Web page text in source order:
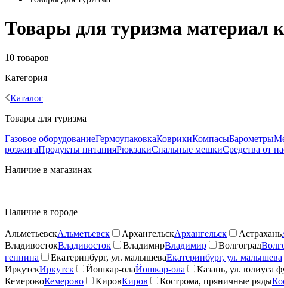
Товары для туризма материал
10 товаров
Категория
Каталог
Товары для туризма
Газовое оборудованиеГермоупаковкаКоврикиКомпасыБарометры
розжигаПродукты питанияРюкзакиСпальные мешкиСредства от
Наличие в магазинах
Наличие в городе
АльметьевскАльметьевск АрхангельскАрхангельск Астрахань
ВладивостокВладивосток ВладимирВладимир Волгоград
геннина
Екатеринбург, ул. малышеваЕкатеринбург, ул. малышева
ИркутскИркутск Йошкар-олаЙошкар-ола Казань, ул. юлиуса
КемеровоКемерово КировКиров Кострома, пряничные ряды